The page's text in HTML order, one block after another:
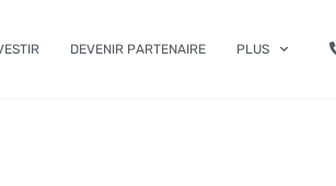
DEVENIR PARTENAIRE PLUS